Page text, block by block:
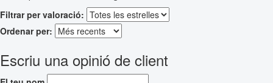
Filtrar per valoració:
Ordenar per:
Escriu una opinió de client